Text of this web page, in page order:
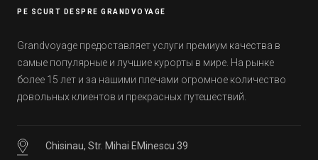
PE SCURT DESPRE GRANDVOYAGE
Grandvoyage предоставляет услуги премиум качества в
самые популярные и лучшие курорты в мире. На рынке
более 15 лет и за нашими плечами огромное количество
довольных клиентов и прекрасных путешествий.
Chisinau, Str. Mihai EMinescu 39